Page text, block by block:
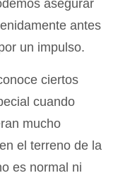
asegurar
antes
un impulso.
ciertos
cuando
mucho
el terreno de la
es normal ni